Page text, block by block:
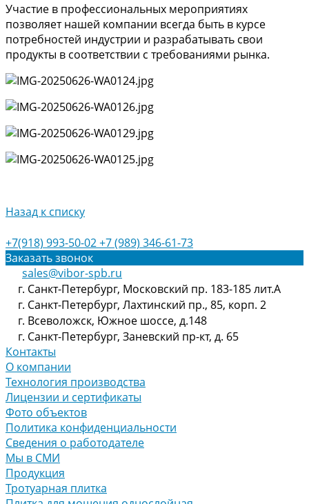
Участие в профессиональных мероприятиях
позволяет нашей компании всегда быть в курсе
потребностей индустрии и разрабатывать свои
продукты в соответствии с требованиями рынка.
Назад к списку
+7(918) 993-50-02+7 (989) 346-61-73
Заказать звонок
sales@vibor-spb.ru
г. Санкт-Петербург, Московский пр. 183-185 лит.А
г. Санкт-Петербург, Лахтинский пр., 85, корп. 2
г. Всеволожск, Южное шоссе, д.148
г. Санкт-Петербург, Заневский пр-кт, д. 65
Контакты
О компании
Технология производства
Лицензии и сертификаты
Фото объектов
Политика конфиденциальности
Сведения о работодателе
Мы в СМИ
Продукция
Тротуарная плитка